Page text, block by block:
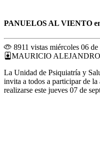
PANUELOS AL VIENTO
8911 vistas miércoles 06
MAURICIO
La Unidad de Psiquiatría y
invita a todos a participar de
realizarse este jueves 07 de